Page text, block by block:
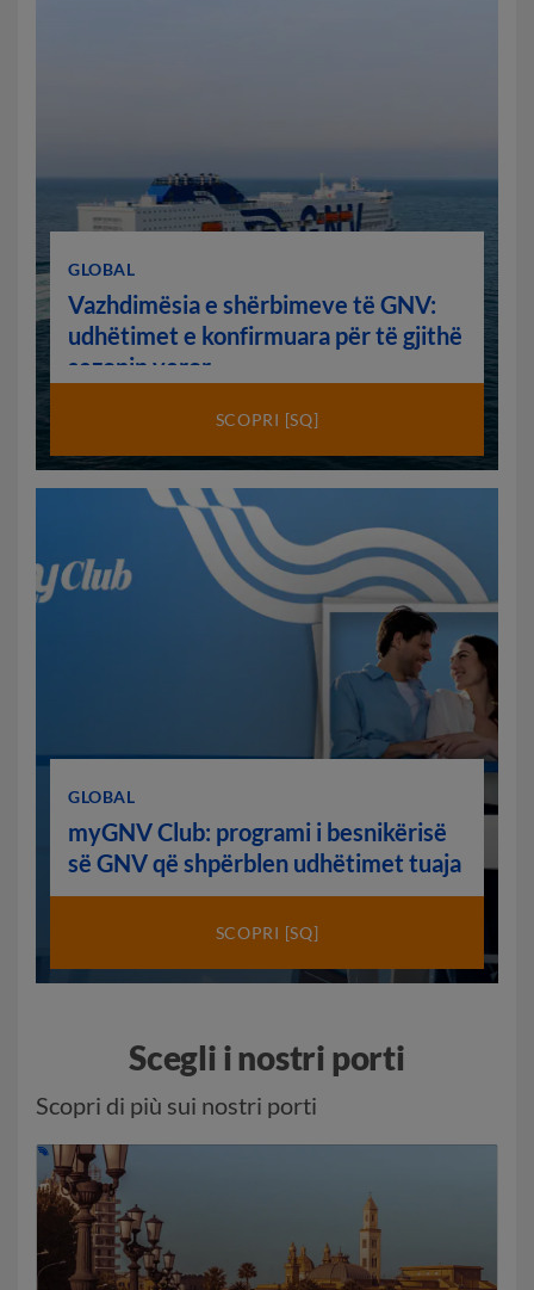
GLOBAL
Vazhdimësia e shërbimeve të GNV:
udhëtimet e konfirmuara për të gjithë
sezonin veror
SCOPRI [SQ]
GLOBAL
myGNV Club: programi i besnikërisë
së GNV që shpërblen udhëtimet tuaja
SCOPRI [SQ]
Scegli i nostri porti
Scopri di più sui nostri porti